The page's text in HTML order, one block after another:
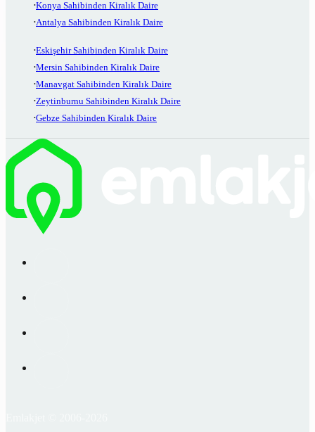
Konya Sahibinden Kiralık Daire
Antalya Sahibinden Kiralık Daire
Eskişehir Sahibinden Kiralık Daire
Mersin Sahibinden Kiralık Daire
Manavgat Sahibinden Kiralık Daire
Zeytinburnu Sahibinden Kiralık Daire
Gebze Sahibinden Kiralık Daire